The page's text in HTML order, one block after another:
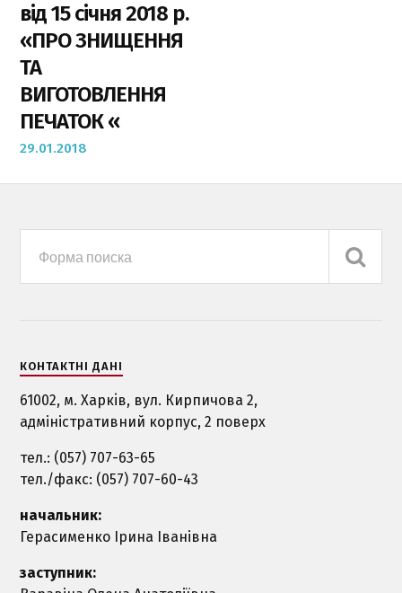
від 15 січня 2018 р.
«ПРО ЗНИЩЕННЯ
ТА
ВИГОТОВЛЕННЯ
ПЕЧАТОК «
29.01.2018
КОНТАКТНІ ДАНІ
61002, м. Харкiв, вул. Кирпичова 2,
адміністративний корпус, 2 поверх
тел.: (057) 707-63-65
тел./факс: (057) 707-60-43
начальник:
Герасименко Ірина Іванівна
заступник: